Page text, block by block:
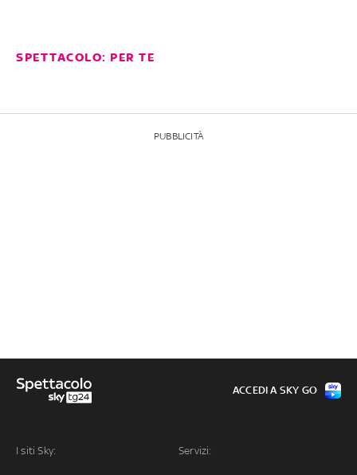
SPETTACOLO: PER TE
PUBBLICITÀ
I siti Sky: Servizi:
ACCEDI A SKY GO